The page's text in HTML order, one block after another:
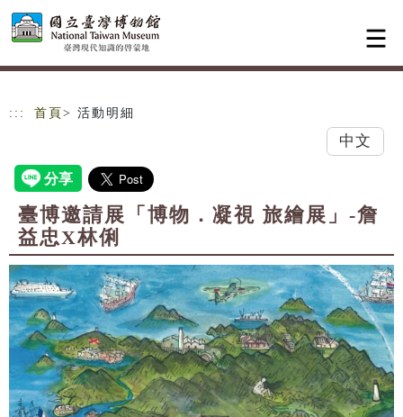
跳到主要內容
網站導覽
::: 首頁 > 活動明細
中文
臺博邀請展「博物．凝視 旅繪展」-詹
益忠X林俐